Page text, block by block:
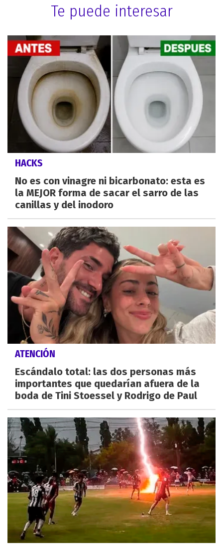
Te puede interesar
HACKS
No es con vinagre ni bicarbonato: esta es
la MEJOR forma de sacar el sarro de las
canillas y del inodoro
ATENCIÓN
Escándalo total: las dos personas más
importantes que quedarían afuera de la
boda de Tini Stoessel y Rodrigo de Paul